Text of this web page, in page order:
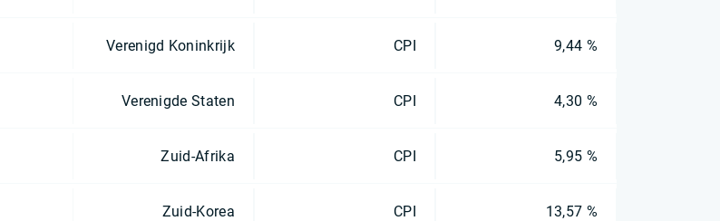
Verenigd Koninkrijk CPI 9,44 %
Verenigde Staten CPI 4,30 %
Zuid-Afrika CPI 5,95 %
Zuid-Korea CPI 13,57 %